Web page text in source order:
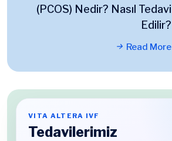
(PCOS) Nedir? Nasıl Tedavi
Edilir?
Read More
VITA ALTERA IVF
Tedavilerimiz